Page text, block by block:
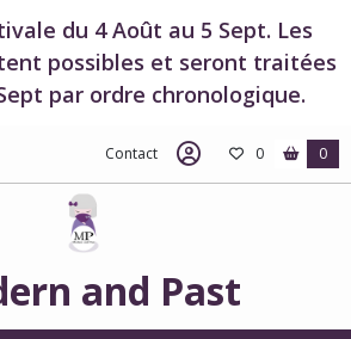
du 4 Août au 5 Sept. Les
possibles et seront traitées
par ordre chronologique.
Contact 0 0
and Past